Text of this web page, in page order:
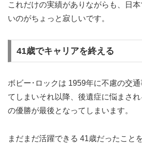
これだけの実績がありながらも、日
いのがちょっと寂しいです。
41歳でキャリアを終える
ボビー･ロックは 1959年に不慮の交
てしまいそれ以降、後遺症に悩まさ
の優勝が最後となってしまいます。
まだまだ活躍できる 41歳だったこと